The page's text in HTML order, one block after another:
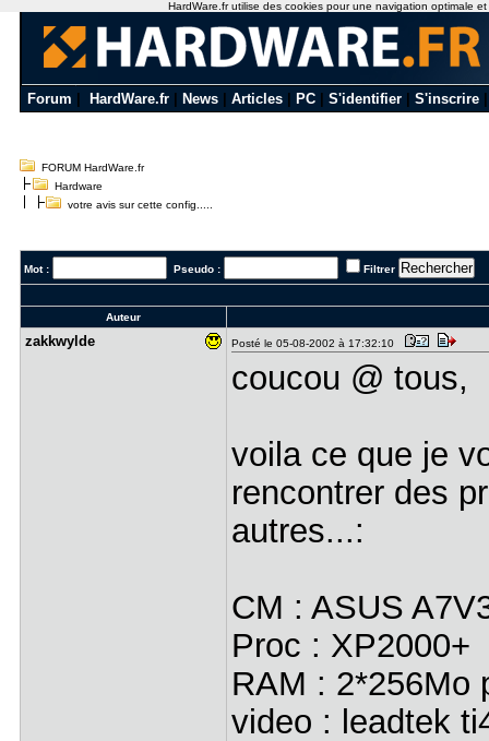
Forum HardWare.fr News Articles PC S'identifier S'inscrire
FORUM HardWare.fr
Hardware
votre avis sur cette config.....
Mot : Pseudo : Filtrer
Auteur
zakkwylde Posté le 05-08-2002 à 17:32:10
coucou @ tous,
voila ce que je
rencontrer des
autres...:
CM : ASUS
Proc : XP2000+
RAM : 2*256Mo
video : leadtek
HardWare.fr utilise des cookies pour une navigation optimale